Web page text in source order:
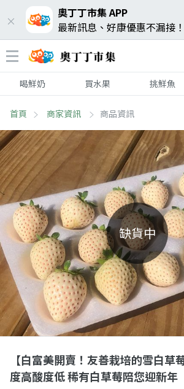
奧丁丁市集 APP
最新訊息、好康優惠不漏接！
喝鮮奶 買水果 挑鮮魚
首頁 商家資訊 商品資訊
缺貨中
【白富美開賣！友善栽培的雪白
度高酸度低 稀有白草莓陪您迎新年